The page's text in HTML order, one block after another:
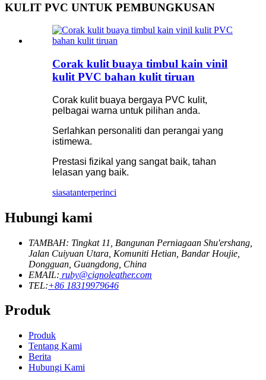
KULIT PVC UNTUK PEMBUNGKUSAN
Corak kulit buaya timbul kain vinil
kulit PVC bahan kulit tiruan
Corak kulit buaya bergaya PVC kulit,
pelbagai warna untuk pilihan anda.
Serlahkan personaliti dan perangai yang
istimewa.
Prestasi fizikal yang sangat baik, tahan
lelasan yang baik.
siasatanterperinci
Hubungi kami
TAMBAH: Tingkat 11, Bangunan Perniagaan Shu'ershang,
Jalan Cuiyuan Utara, Komuniti Hetian, Bandar Houjie,
Dongguan, Guangdong, China
EMAIL: ruby@cignoleather.com
TEL:+86 18319979646
Produk
Produk
Tentang Kami
Berita
Hubungi Kami